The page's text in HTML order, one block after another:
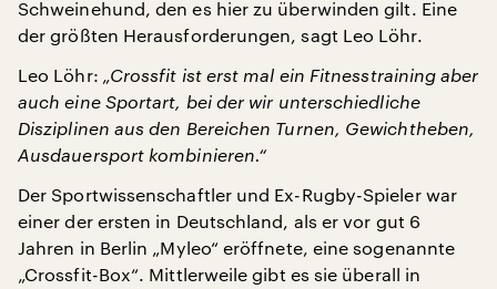
Schweinehund, den es hier zu überwinden gilt. Eine
der größten Herausforderungen, sagt Leo Löhr.
Leo Löhr: „Crossfit ist erst mal ein Fitnesstraining aber
auch eine Sportart, bei der wir unterschiedliche
Disziplinen aus den Bereichen Turnen, Gewichtheben,
Ausdauersport kombinieren.“
Der Sportwissenschaftler und Ex-Rugby-Spieler war
einer der ersten in Deutschland, als er vor gut 6
Jahren in Berlin „Myleo“ eröffnete, eine sogenannte
„Crossfit-Box“. Mittlerweile gibt es sie überall in